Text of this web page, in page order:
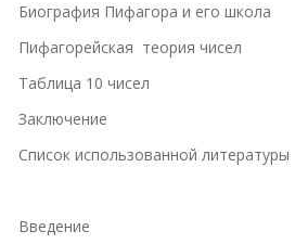
Биография Пифагора и его школа
Пифагорейская теория чисел
Таблица 10 чисел
Заключение
Список использованной литературы
Введение